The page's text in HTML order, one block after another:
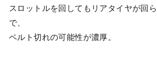
スロットルを回してもリアタイヤが回
で、
ベルト切れの可能性が濃厚。